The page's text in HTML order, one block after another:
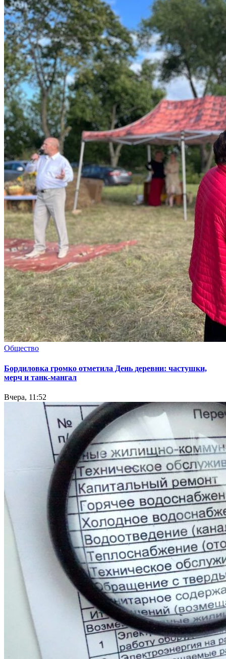
Общество
Бордиловка громко отметила День деревни: частушки,
мерч и танк-мангал
Вчера, 11:52